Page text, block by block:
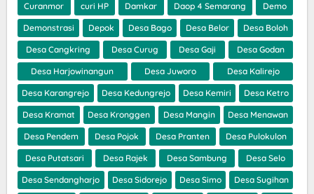
Curanmor curi HP Damkar Daop 4 Semarang Demo
Demonstrasi Depok Desa Bago Desa Belor Desa Boloh
Desa Cangkring Desa Curug Desa Gaji Desa Godan
Desa Harjowinangun Desa Juworo Desa Kalirejo
Desa Karangrejo Desa Kedungrejo Desa Kemiri Desa Ketro
Desa Kramat Desa Kronggen Desa Mangin Desa Menawan
Desa Pendem Desa Pojok Desa Pranten Desa Pulokulon
Desa Putatsari Desa Rajek Desa Sambung Desa Selo
Desa Sendangharjo Desa Sidorejo Desa Simo Desa Sugihan